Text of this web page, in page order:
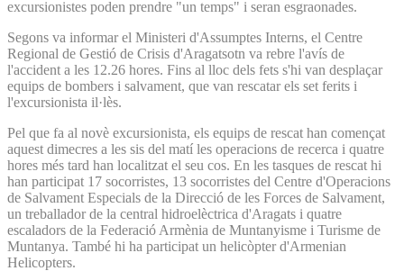
excursionistes poden prendre "un temps" i seran esgraonades.
Segons va informar el Ministeri d'Assumptes Interns, el Centre
Regional de Gestió de Crisis d'Aragatsotn va rebre l'avís de
l'accident a les 12.26 hores. Fins al lloc dels fets s'hi van desplaçar
equips de bombers i salvament, que van rescatar els set ferits i
l'excursionista il·lès.
Pel que fa al novè excursionista, els equips de rescat han començat
aquest dimecres a les sis del matí les operacions de recerca i quatre
hores més tard han localitzat el seu cos. En les tasques de rescat hi
han participat 17 socorristes, 13 socorristes del Centre d'Operacions
de Salvament Especials de la Direcció de les Forces de Salvament,
un treballador de la central hidroelèctrica d'Aragats i quatre
escaladors de la Federació Armènia de Muntanyisme i Turisme de
Muntanya. També hi ha participat un helicòpter d'Armenian
Helicopters.